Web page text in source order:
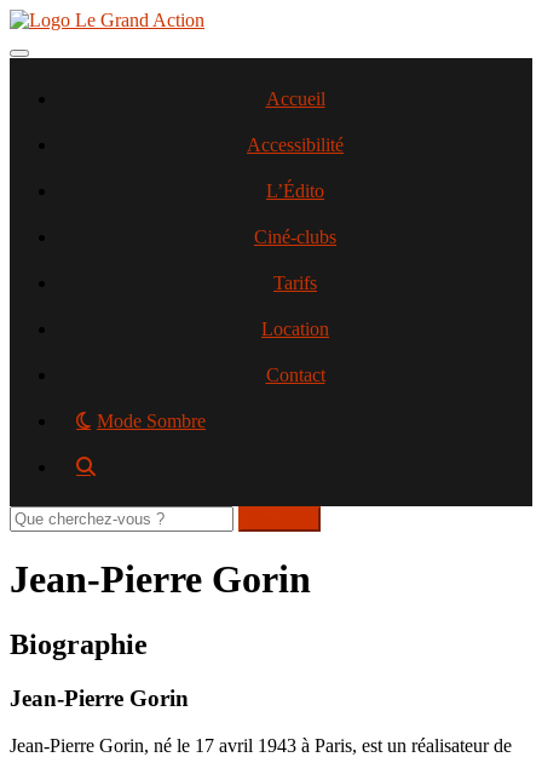
Aller
contenu
Toggle navigation
Accueil
Accessibilité
L’Édito
Ciné-clubs
Tarifs
Location
Contact
Mode Sombre
Rechercher
sur
site
Jean-Pierre Gorin
Biographie
Jean-Pierre Gorin
Jean-Pierre Gorin, né le 17 avril 1943 à Paris, est un réalisateur de